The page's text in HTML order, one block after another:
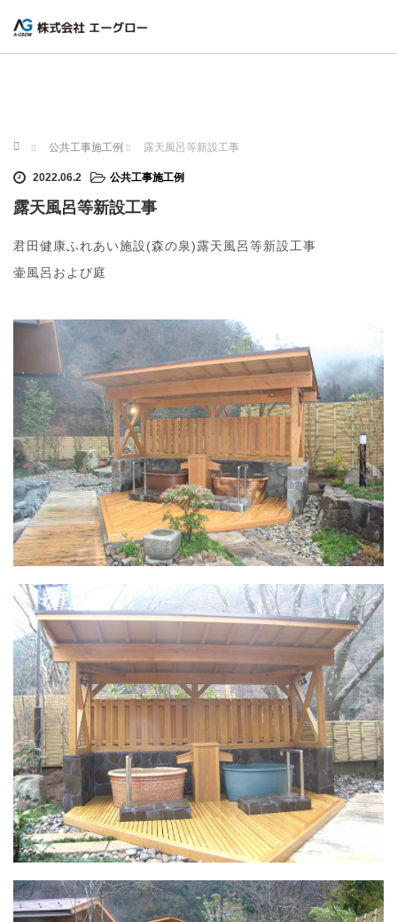
ホーム 公共工事施工例 露天風呂等新設工事
2022.06.2 公共工事施工例
露天風呂等新設工事
君田健康ふれあい施設(森の泉)露天風呂等新設工事
壷風呂および庭